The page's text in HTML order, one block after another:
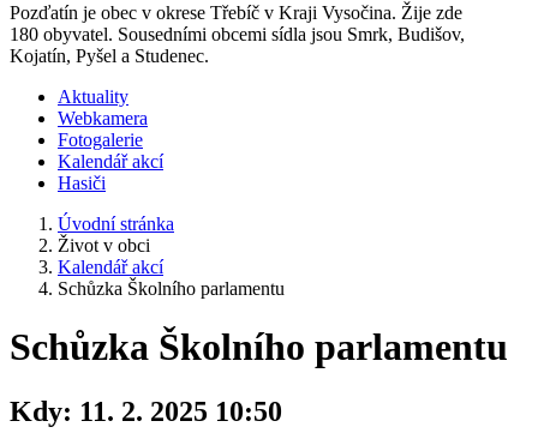
Pozďatín je obec v okrese Třebíč v Kraji Vysočina. Žije zde
180 obyvatel. Sousedními obcemi sídla jsou Smrk, Budišov,
Kojatín, Pyšel a Studenec.
Aktuality
Webkamera
Fotogalerie
Kalendář akcí
Hasiči
Úvodní stránka
Život v obci
Kalendář akcí
Schůzka Školního parlamentu
Schůzka Školního parlamentu
Kdy: 11. 2. 2025 10:50